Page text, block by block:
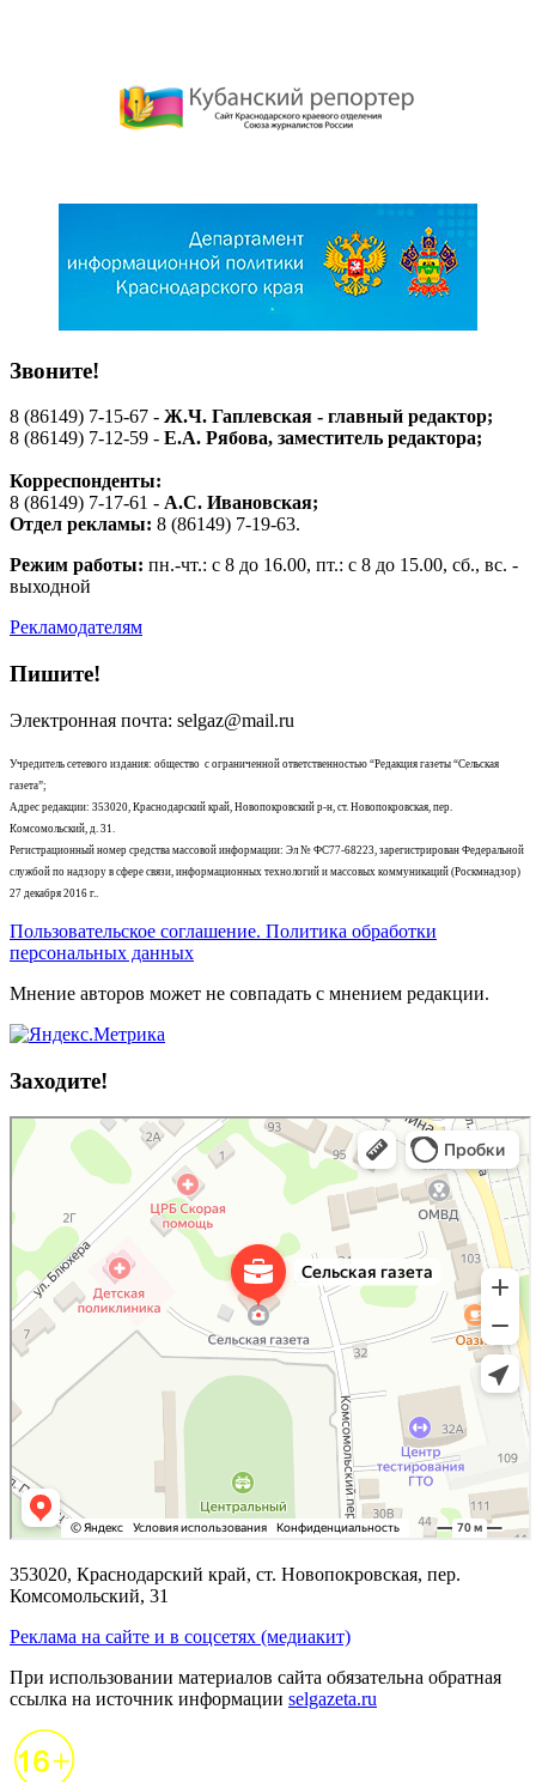
Звоните!
8 (86149) 7-15-67 - Ж.Ч. Гаплевская - главный редактор;
8 (86149) 7-12-59 - Е.А. Рябова, заместитель редактора;
Корреспонденты:
8 (86149) 7-17-61 - А.С. Ивановская;
Отдел рекламы: 8 (86149) 7-19-63.
Режим работы: пн.-чт.: с 8 до 16.00, пт.: с 8 до 15.00, сб., вс. -
выходной
Рекламодателям
Пишите!
Электронная почта: selgaz@mail.ru
Учредитель сетевого издания: общество с ограниченной ответственностью “Редакция газеты “Сельская
газета”;
Адрес редакции: 353020, Краснодарский край, Новопокровский р-н, ст. Новопокровская, пер.
Комсомольский, д. 31.
Регистрационный номер средства массовой информации: Эл № ФС77-68223, зарегистрирован Федеральной
службой по надзору в сфере связи, информационных технологий и массовых коммуникаций (Роскмнадзор)
27 декабря 2016 г..
Пользовательское соглашение. Политика обработки
персональных данных
Мнение авторов может не совпадать с мнением редакции.
Заходите!
353020, Краснодарский край, ст. Новопокровская, пер.
Комсомольский, 31
Реклама на сайте и в соцсетях (медиакит)
При использовании материалов сайта обязательна обратная
ссылка на источник информации selgazeta.ru